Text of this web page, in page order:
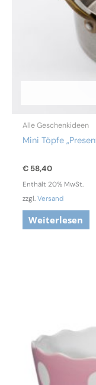
Alle Geschenkideen
Mini Töpfe
€58,40
Enthält 20% MwSt.
zzgl.Versand
Weiterlesen